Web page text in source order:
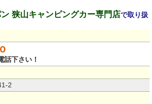
狭山キャンピングカー専門店で取り扱
話下さい！
2